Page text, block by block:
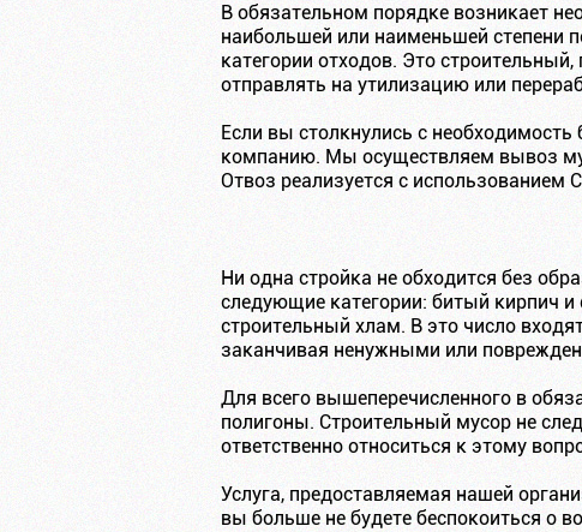
В обязательном порядке возникает
наибольшей или наименьшей степени
категории отходов. Это
отправлять на утилизацию или
Если вы столкнулись с
компанию. Мы осуществляем вывоз
Отвоз реализуется с
Ни одна стройка не обходится без
следующие категории: битый кирпич
строительный хлам. В это число
заканчивая ненужными или
Для всего вышеперечисленного в
полигоны. Строительный мусор не
ответственно относиться к этому
Услуга, предоставляемая нашей
вы больше не будете беспокоиться о